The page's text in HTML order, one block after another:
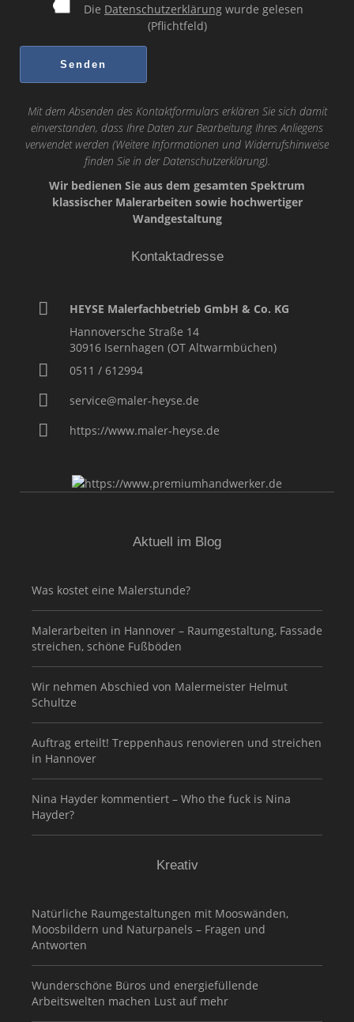
Die Datenschutzerklärung wurde gelesen
(Pflichtfeld)
Mit dem Absenden des Kontaktformulars erklären Sie sich damit
einverstanden, dass Ihre Daten zur Bearbeitung Ihres Anliegens
verwendet werden (Weitere Informationen und Widerrufshinweise
finden Sie in der Datenschutzerklärung).
Wir bedienen Sie aus dem gesamten Spektrum
klassischer Malerarbeiten sowie hochwertiger
Wandgestaltung
Kontaktadresse
HEYSE Malerfachbetrieb GmbH & Co. KG
Hannoversche Straße 14
30916 Isernhagen (OT Altwarmbüchen)
0511 / 612994
service@maler-heyse.de
https://www.maler-heyse.de
Aktuell im Blog
Was kostet eine Malerstunde?
Malerarbeiten in Hannover – Raumgestaltung, Fassade
streichen, schöne Fußböden
Wir nehmen Abschied von Malermeister Helmut
Schultze
Auftrag erteilt! Treppenhaus renovieren und streichen
in Hannover
Nina Hayder kommentiert – Who the fuck is Nina
Hayder?
Kreativ
Natürliche Raumgestaltungen mit Mooswänden,
Moosbildern und Naturpanels – Fragen und
Antworten
Wunderschöne Büros und energiefüllende
Arbeitswelten machen Lust auf mehr